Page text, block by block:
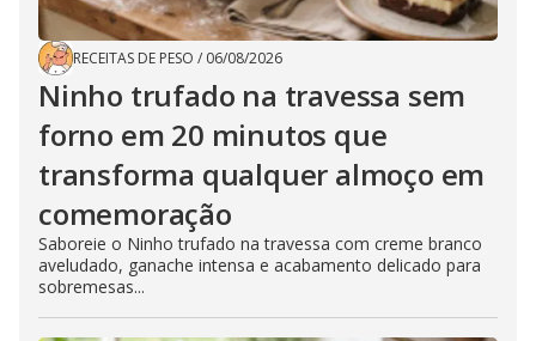
RECEITAS DE PESO / 06/08/2026
Ninho trufado na travessa sem
forno em 20 minutos que
transforma qualquer almoço em
comemoração
Saboreie o Ninho trufado na travessa com creme branco
aveludado, ganache intensa e acabamento delicado para
sobremesas...